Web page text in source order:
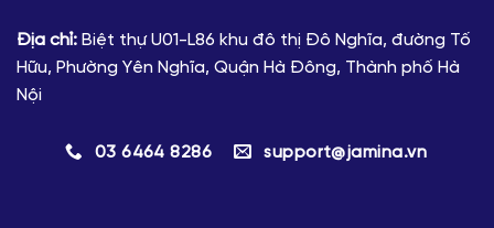
Địa chỉ: Biệt thự U01-L86 khu đô thị Đô Nghĩa, đường Tố
Hữu, Phường Yên Nghĩa, Quận Hà Đông, Thành phố Hà
Nội
03 6464 8286 support@jamina.vn